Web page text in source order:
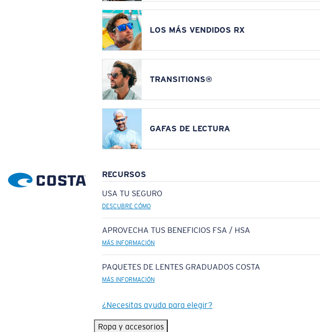
LOS MÁS VENDIDOS RX
TRANSITIONS®
GAFAS DE LECTURA
RECURSOS
USA TU SEGURO
DESCUBRE CÓMO
APROVECHA TUS BENEFICIOS FSA / HSA
MÁS INFORMACIÓN
PAQUETES DE LENTES GRADUADOS COSTA
MÁS INFORMACIÓN
¿Necesitas ayuda para elegir?
Ropa y accesorios